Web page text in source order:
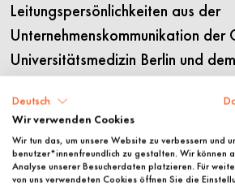
Leitungspersönlichkeiten aus der
Unternehmenskommunikation der
Universitätsmedizin Berlin und dem
die Runde der Teilnehmenden.
Der Abend begann mit einer von
moderierten Diskussion. Für das
Deutsch
Wir verwenden Cookies
Wir tun das, um unsere Website zu verbessern und
benutzer*innenfreundlich zu gestalten. Wir können
Analyse unserer Besucherdaten platzieren. Für
von uns verwendeten Cookies öffnen Sie die